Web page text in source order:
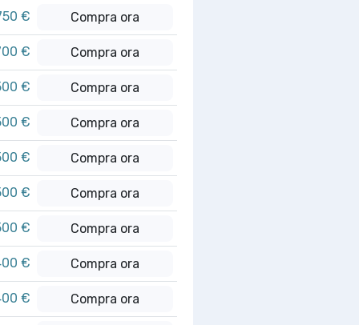
€ Compra ora
€ Compra ora
€ Compra ora
€ Compra ora
€ Compra ora
€ Compra ora
€ Compra ora
€ Compra ora
€ Compra ora